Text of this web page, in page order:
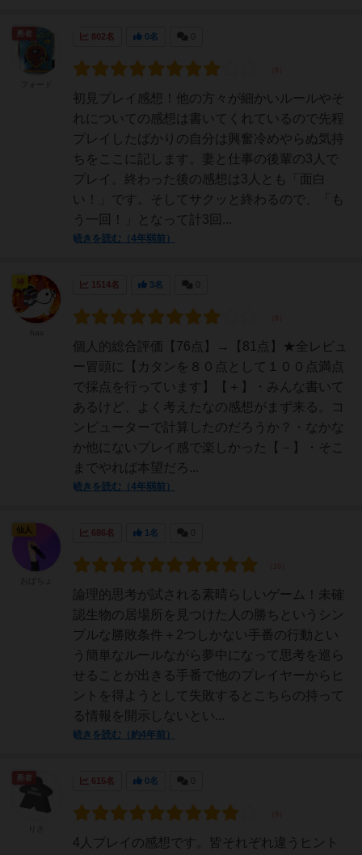
802名 0名
初見プレイ感想！他の方々が細かいルールやそ
れについての感想は書いてくれているので先程
プレイしたばかりの自分は興奮冷めやらぬ気持
ちをここに記します。妻と仕事の後輩の3人で
プレイ。終わった後の感想は3人とも「面白
い！」です。そしてサクッと終わるので、「も
う一回！」となって計3回...
続きを読む（4年弱前）
1514名 3名
個人的総合評価【76点】→【81点】★全レビュ
ー冒頭に【カタンを８０点として１００点満点
で採点を行っています】【＋】・みんな書いて
あるけど、よく考えたなの感想がまず来る。コ
ンピューターで計算したのだろうか？・なかな
か他にないプレイ感で楽しかった【－】・そこ
までやれば本望だろ...
続きを読む（4年弱前）
神
686名 1名
論理的思考が試される素晴らしいゲーム！未確
認生物の居場所を見つけた人の勝ちというシン
プルな勝敗条件＋2つしかない手番の行動とい
う簡単なルールながら夢中になって思考を巡ら
せることが出きる手番で他のプレイヤーからヒ
ントを得ようとして失敗するとこちらの持って
る情報を開示しないとい...
続きを読む（約4年前）
仙人
615名 0名
4人プレイの感想です。皆それぞれ違うヒント
勇者